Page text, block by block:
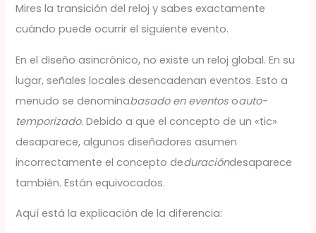
Mires la transición del reloj y sabes exactamente
cuándo puede ocurrir el siguiente evento.
En el diseño asincrónico, no existe un reloj global. En su
lugar, señales locales desencadenan eventos. Esto a
menudo se denominabasado en eventos oauto-
temporizado. Debido a que el concepto de un «tic»
desaparece, algunos diseñadores asumen
incorrectamente el concepto deduracióndesaparece
también. Están equivocados.
Aquí está la explicación de la diferencia: